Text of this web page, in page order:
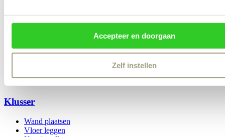
Accepteer en doorgaan
Zelf instellen
Algemene voorwaarden
Disclaimer
Privacy & Cookies
Klusser
Wand plaatsen
Vloer leggen